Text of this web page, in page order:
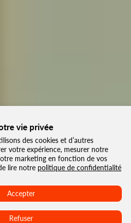
vie privée
des cookies et d’autres
votre expérience, mesurer notre
marketing en fonction de vos
lire notre politique de confidentialité
Accepter
Refuser